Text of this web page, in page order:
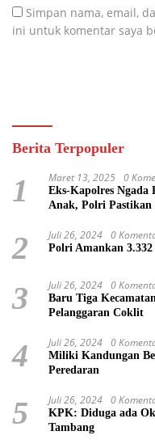
Simpan nama, email,
ini untuk komentar saya
Berita Terpopuler
1 Maret 13, 2025 0
Eks-Kapolres Ngada
Anak, Polri Pastikan
2 Juli 26, 2024 0
Polri Amankan
3 Juli 26, 2024 0
Baru Tiga
Pelanggaran Coklit
4 Juli 26, 2024 0
Miliki Kandungan
Peredaran
5 Juli 26, 2024 0
KPK: Diduga ada
Tambang